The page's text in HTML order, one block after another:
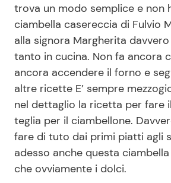
Salute
Viaggi e Turismo
Festività
Seguici
trova un modo semplice e non
ciambella casereccia di Fulvio
alla signora Margherita
tanto in cucina. Non fa ancora
ancora accendere il forno e
altre ricette E’ sempre
nel dettaglio la ricetta per fare
teglia per il ciambellone.
fare di tuto dai primi piatti agli
adesso anche questa
che ovviamente i dolci.